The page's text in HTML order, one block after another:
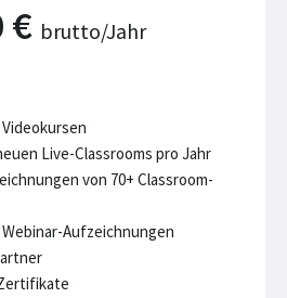
€ brutto/Jahr
Live-Classrooms pro Jahr
von 70+ Classroom-
Webinar-Aufzeichnungen